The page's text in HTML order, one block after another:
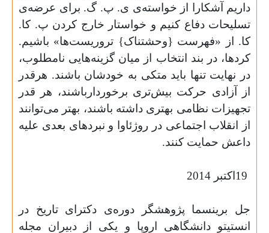
داریم آشکارا از خواسته‌‌ی ی. پ. گ. برای عرضه‌ی
تسلیحات دفاع کنیم و خواستار خارج کردن پ. کا.
کا. از «فهرست {وحشتناک} تروریست‌ها» باشیم.
کردها، در بند انتخاب از میان گزینه‌هایی نامطلوب،
در نهایت تنها باید متکی به خودشان باشند. هرقدر
از آزادی حرکت بیش‌تری برخوردارباشند، هر قدر
تجهیزات نظامی بهتری داشته باشند، بهتر می‌توانند
از انقلاب اجتماعی در روژئاوا و نبردهای بعدی علیه
داعش حمایت کنند.
19اکتبر 2014
جل برینسما پژوهشگر دوره‌ی دکترای تاریخ در
انستیتو دانشگاهی اروپا و یکی از دبیران مجله